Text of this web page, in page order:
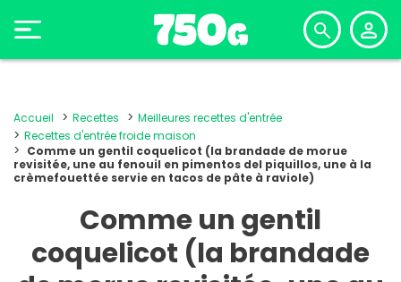
Accueil Recettes
Meilleures recettes d'entrée
Recettes d'entrée froide maison
Comme un gentil coquelicot (la brandade de morue
revisitée, une au fenouil en pimentos del piquillos, une à la
crèmefouettée servie en tacos de pâte à raviole)
Comme un gentil
coquelicot (la brandade